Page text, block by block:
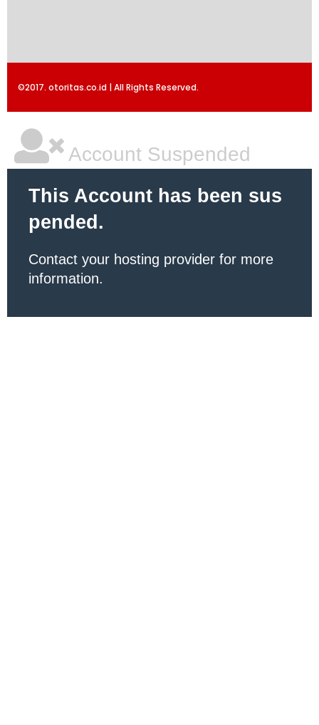
©2017. otoritas.co.id | All Rights Reserved.
Account Suspended
This Account has been sus
pended.
Contact your hosting provider for more
information.